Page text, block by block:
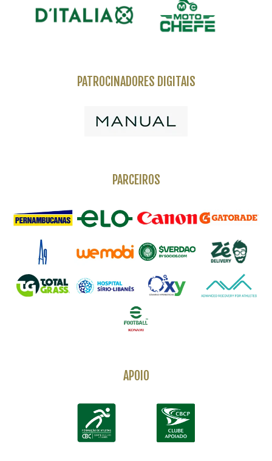
PATROCINADORES DIGITAIS
PARCEIROS
APOIO